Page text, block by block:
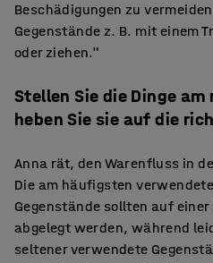
Beschädigungen zu
Gegenstände z. B. mit einem
oder ziehen."
Stellen Sie die Dinge
heben Sie sie auf die
Anna rät, den Warenfluss in
Die am häufigsten
Gegenstände sollten auf
abgelegt werden, während
seltener verwendete